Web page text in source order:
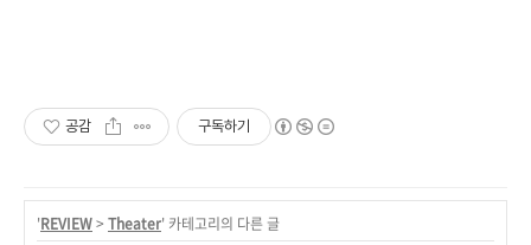
공감 구독하기
'REVIEW> Theater' 카테고리의 다른 글